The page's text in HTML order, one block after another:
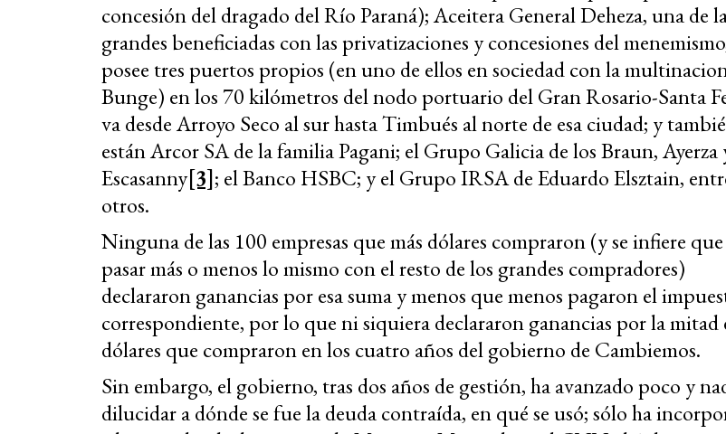
concesión del dragado del Río Paraná); Aceitera General Deheza, una de
grandes beneficiadas con las privatizaciones y concesiones del
posee tres puertos propios (en uno de ellos en sociedad con la
Bunge) en los 70 kilómetros del nodo portuario del Gran Rosario-Santa
va desde Arroyo Seco al sur hasta Timbués al norte de esa ciudad; y
están Arcor SA de la familia Pagani; el Grupo Galicia de los Braun, Ayerza
Escasanny[3]; el Banco HSBC; y el Grupo IRSA de Eduardo Elsztain,
otros.
Ninguna de las 100 empresas que más dólares compraron (y se infiere
pasar más o menos lo mismo con el resto de los grandes compradores)
declararon ganancias por esa suma y menos que menos pagaron el
correspondiente, por lo que ni siquiera declararon ganancias por la mitad
dólares que compraron en los cuatro años del gobierno de Cambiemos.
Sin embargo, el gobierno, tras dos años de gestión, ha avanzado poco y
dilucidar a dónde se fue la deuda contraída, en qué se usó; sólo ha